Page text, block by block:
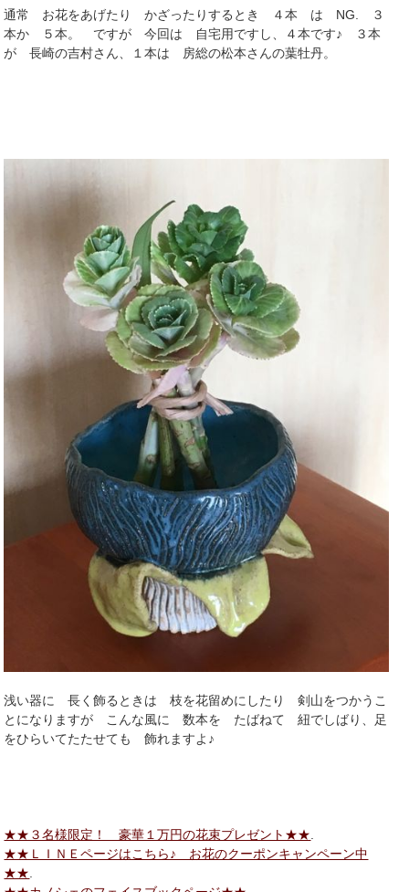
通常 お花をあげたり かざったりするとき ４本 は NG. ３
本か ５本。 ですが 今回は 自宅用ですし、４本です♪ ３本
が 長崎の吉村さん、１本は 房総の松本さんの葉牡丹。
浅い器に 長く飾るときは 枝を花留めにしたり 剣山をつかうこ
とになりますが こんな風に 数本を たばねて 紐でしばり、足
をひらいてたたせても 飾れますよ♪
★★３名様限定！ 豪華１万円の花束プレゼント★★
★★ＬＩＮＥページはこちら♪ お花のクーポンキャンペーン中
★★